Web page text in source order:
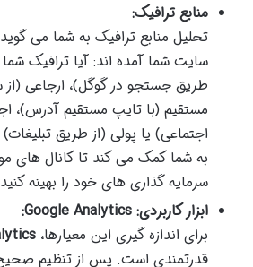
منابع ترافیک:
تحلیل منابع ترافیک به شما می گوید
سایت شما آمده اند: آیا ترافیک شما
طریق جستجو در گوگل)، ارجاعی
مستقیم (با تایپ مستقیم آدرس)،
اجتماعی) یا پولی (از طریق
به شما کمک می کند تا کانال های
سرمایه گذاری های خود را بهینه
ابزار کاربردی: Google Analytics:
برای اندازه گیری این معیارها،
قدرتمندی است. پس از تنظیم صحیح